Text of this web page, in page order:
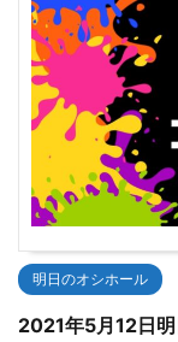
明日のオシホール
2021年5月12日